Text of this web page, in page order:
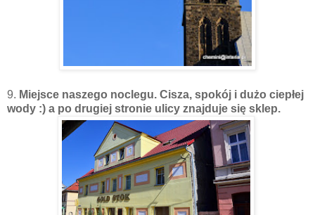
9. Miejsce naszego noclegu. Cisza, spokój i dużo ciepłej
wody :) a po drugiej stronie ulicy znajduje się sklep.